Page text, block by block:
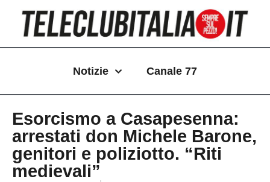
contenuto
Notizie Canale 77
Esorcismo a Casapesenna:
arrestati don Michele Barone,
genitori e poliziotto. “Riti
medievali”